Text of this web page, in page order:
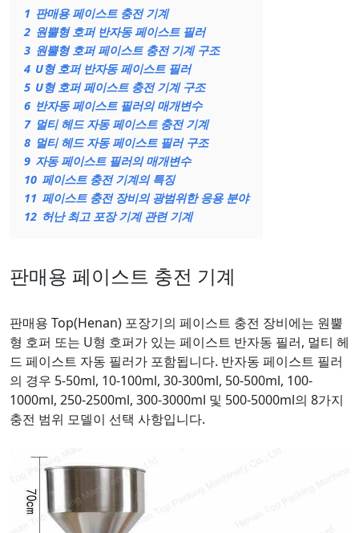
1 판매용 페이스트 충전 기계
2 원뿔형 호퍼 반자동 페이스트 필러
3 원뿔형 호퍼 페이스트 충전 기계 구조
4 U형 호퍼 반자동 페이스트 필러
5 U형 호퍼 페이스트 충전 기계 구조
6 반자동 페이스트 필러의 매개변수
7 멀티 헤드 자동 페이스트 충전 기계
8 멀티 헤드 자동 페이스트 필러 구조
9 자동 페이스트 필러의 매개변수
10 페이스트 충전 기계의 특징
11 페이스트 충전 장비의 광범위한 응용 분야
12 허난 최고 포장 기계 관련 기계
판매용 페이스트 충전 기계
판매용 Top(Henan) 포장기의 페이스트 충전 장비에는 원뿔
형 호퍼 또는 U형 호퍼가 있는 페이스트 반자동 필러, 멀티 헤
드 페이스트 자동 필러가 포함됩니다. 반자동 페이스트 필러
의 경우 5-50ml, 10-100ml, 30-300ml, 50-500ml, 100-
1000ml, 250-2500ml, 300-3000ml 및 500-5000ml의 8가지
충전 범위 모델이 선택 사항입니다.